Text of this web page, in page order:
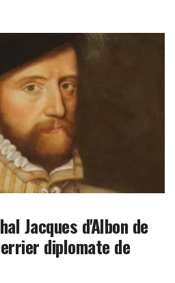
Jacques d'Albon de
diplomate de